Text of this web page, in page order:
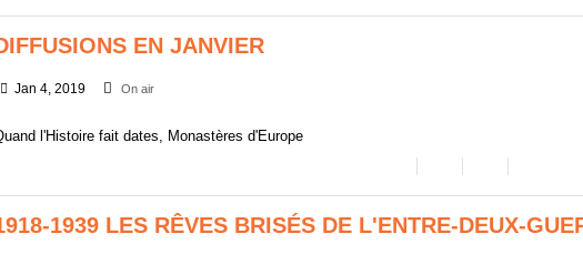
EN JANVIER
Jan 4, 2019 On air
l'Histoire fait dates, Monastères d'Europe
1939 LES RÊVES BRISÉS DE L'ENTRE-DEUX-